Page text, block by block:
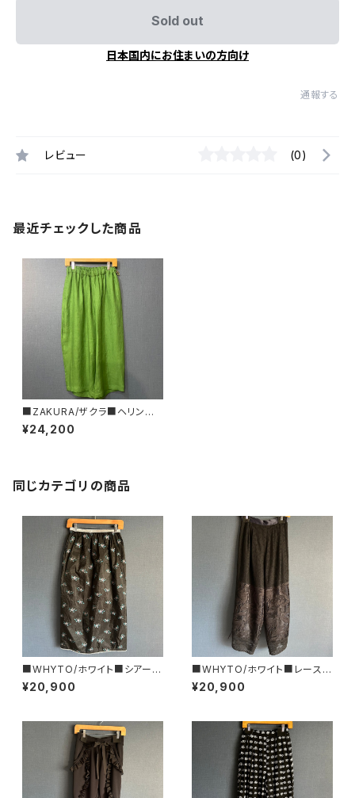
Sold out
日本国内にお住まいの方向け
通報する
レビュー (0)
最近チェックした商品
■ZAKURA/ザクラ■ヘリンボ
ーン・リネン・オーバルパンツ
¥24,200
同じカテゴリの商品
■WHYTO/ホワイト■シアー・
フラワースカート■WHT26HS
K4031
¥20,900
■WHYTO/ホワイト■レース・
コンビネーションパンツ■WHT
26HPT4063
¥20,900